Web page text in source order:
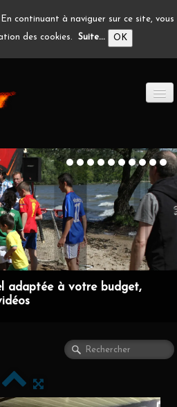
continuant à naviguer sur ce site, vous
des cookies. Suite... OK
adaptée à votre budget,